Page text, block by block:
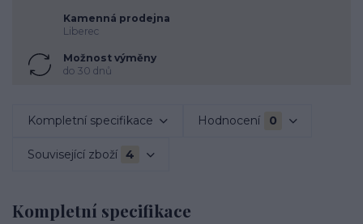
Kamenná prodejna
Liberec
Možnost výměny
do 30 dnů
Kompletní specifikace Hodnocení 0
Související zboží 4
Kompletní specifikace